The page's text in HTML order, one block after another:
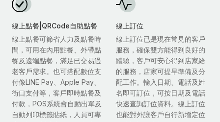
線上點餐|QRCode自助點餐
線上點餐可節省人力及點餐時
間，可用在內用點餐、外帶點
餐及遠端點餐，滿足已交易過
老客戶需求。也可搭配數位支
付像LINE Pay、Apple Pay、
街口支付等，客戶即時點餐及
付款，POS系統會自動出單及
自動列印標籤貼紙，人員可專
線上訂位
線上訂位已是現在常見的客戶
服務，確保雙方能得到良好的
體驗，客戶可安心得到店家給
的服務，店家可提早準備及分
配工作。輸入日期、電話及姓
名即可訂位，可按日期及電話
快速查詢訂位資料。線上訂位
也能對外讓客戶自行新增定位